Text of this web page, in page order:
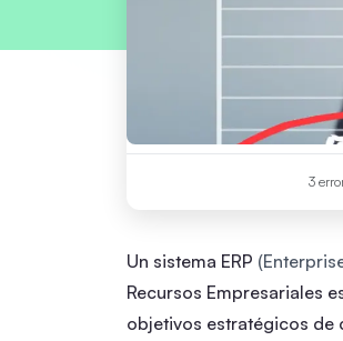
3
Un sistema ERP
Recursos Empresariales
objetivos estratégicos de